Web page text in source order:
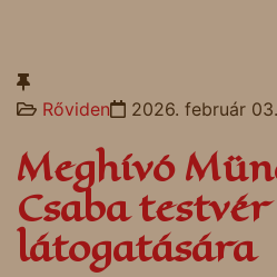
Rőviden 2026. február 03.
Meghívó
Csaba testvér
látogatására